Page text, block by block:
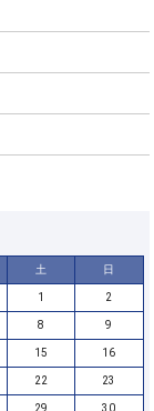
土 日
1 2
8 9
15 16
22 23
29 30